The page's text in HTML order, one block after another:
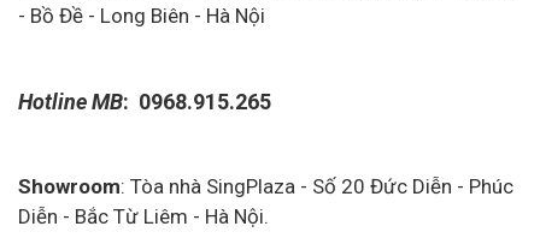
- Bồ Đề - Long Biên - Hà Nội
HotlineMB: 0968.915.265
Showroom: Tòa nhà SingPlaza - Số 20 Đức Diễn - Phúc
Diễn - Bắc Từ Liêm - Hà Nội.